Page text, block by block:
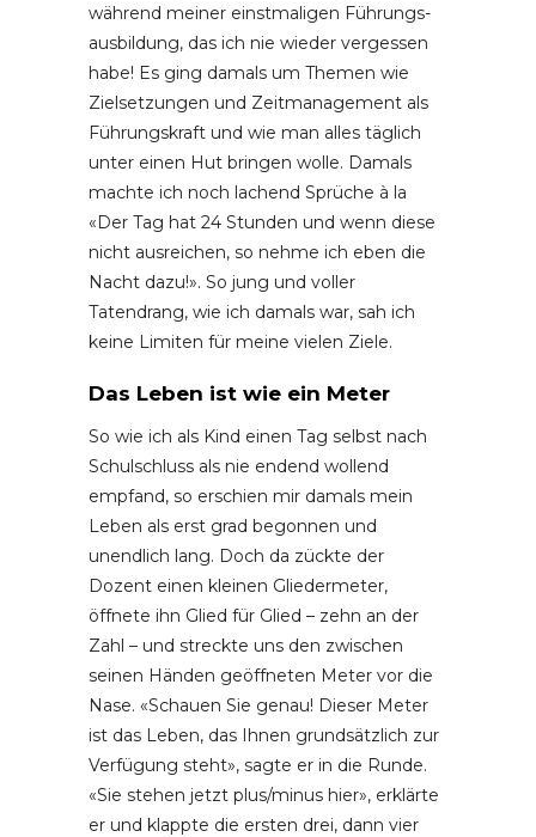
während meiner einstmaligen Führungs­
ausbildung, das ich nie wieder vergessen
habe! Es ging damals um Themen wie
Zielsetzungen und Zeitmanagement als
Führungskraft und wie man alles täglich
unter einen Hut bringen wolle. Damals
machte ich noch lachend Sprüche à la
«Der Tag hat 24 Stunden und wenn diese
nicht ausreichen, so nehme ich eben die
Nacht dazu!». So jung und voller
Tatendrang, wie ich damals war, sah ich
keine Limiten für meine vielen Ziele.
Das Leben ist wie ein Meter
So wie ich als Kind einen Tag selbst nach
Schulschluss als nie endend wollend
empfand, so erschien mir damals mein
Leben als erst grad begonnen und
unendlich lang. Doch da zückte der
Dozent einen kleinen Gliedermeter,
öffnete ihn Glied für Glied – zehn an der
Zahl – und streckte uns den zwischen
seinen Händen geöffneten Meter vor die
Nase. «Schauen Sie genau! Dieser Meter
ist das Leben, das Ihnen grundsätzlich zur
Verfügung steht», sagte er in die Runde.
«Sie stehen jetzt plus/minus hier», erklärte
er und klappte die ersten drei, dann vier